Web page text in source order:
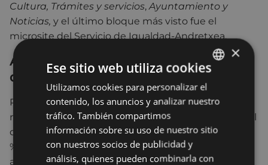
Cultura, Trámites y servicios,Ayuntamiento y
Noticias, y el último bloque más visto fue el
microsite del Servicio de Igualdad-Andretxea.
Aumento de visitas desde
dispositivos móviles
Por otro lado, un año más, el número de visitas
realizadas desde dispositivos móviles fue superior al
de ordenadores y tablets, alcanzando la cifra del 60
%, mientras que un 38,39 % de los/as usuarios/as
accedieron desde un ordenador y poco más del 1,61
BASQUE
SPANISH
×
Ese sitio web utiliza cookies
Utilizamos cookies para personalizar el
contenido, los anuncios y analizar nuestro
tráfico. También compartimos
información sobre su uso de nuestro sitio
con nuestros socios de publicidad y
análisis, quienes pueden combinarla con